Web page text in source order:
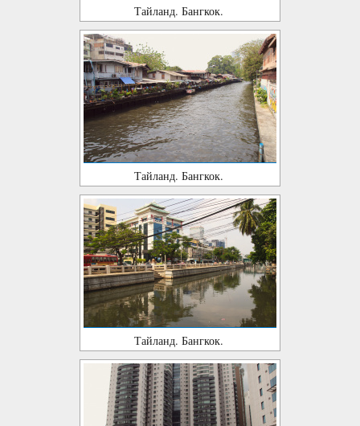
Тайланд. Бангкок.
Тайланд. Бангкок.
Тайланд. Бангкок.